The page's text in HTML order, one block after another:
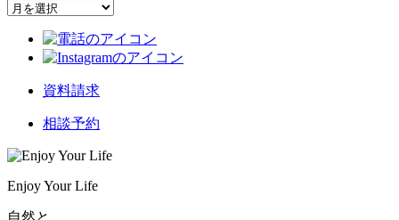
資料請求
相談予約
Enjoy Your Life